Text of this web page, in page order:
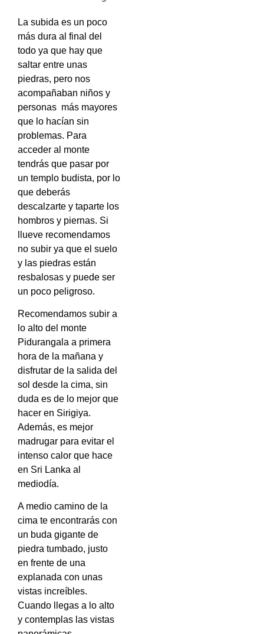
La subida es un poco
más dura al final del
todo ya que hay que
saltar entre unas
piedras, pero nos
acompañaban niños y
personas más mayores
que lo hacían sin
problemas. Para
acceder al monte
tendrás que pasar por
un templo budista, por lo
que deberás
descalzarte y taparte los
hombros y piernas. Si
llueve recomendamos
no subir ya que el suelo
y las piedras están
resbalosas y puede ser
un poco peligroso.
Recomendamos subir a
lo alto del monte
Pidurangala a primera
hora de la mañana y
disfrutar de la salida del
sol desde la cima, sin
duda es de lo mejor que
hacer en Sirigiya.
Además, es mejor
madrugar para evitar el
intenso calor que hace
en Sri Lanka al
mediodía.
A medio camino de la
cima te encontrarás con
un buda gigante de
piedra tumbado, justo
en frente de una
explanada con unas
vistas increíbles.
Cuando llegas a lo alto
y contemplas las vistas